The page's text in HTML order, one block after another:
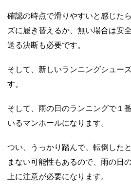
確認の時点で滑りやすいと感じた
ズに履き替えるか、無い場合は安
送る決断も必要です。
そして、新しいランニングシュー
す。
そして、雨の日のランニングで１
いるマンホールになります。
つい、うっかり踏んで、転倒した
まない可能性もあるので、雨の日
上に注意が必要になります。